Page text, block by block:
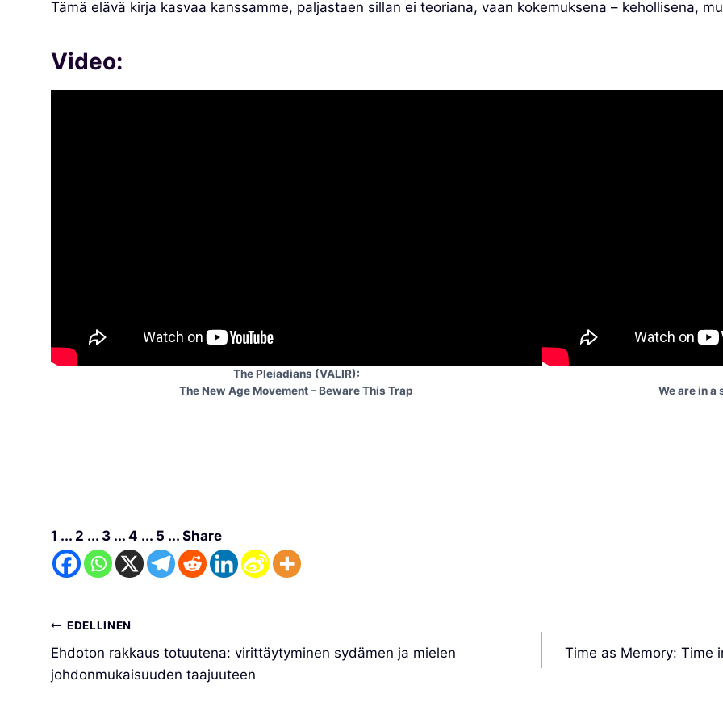
Tämä elävä kirja kasvaa kanssamme, paljastaen sillan ei teoriana, vaan kokemuksena – kehollisena,
Video:
The Pleiadians (VALIR):
The New Age Movement – Beware This Trap
We are in a
1 ... 2 ... 3 ... 4 ... 5 ... Share
Artikkelien
selaus
EDELLINEN
Ehdoton rakkaus totuutena: virittäytyminen sydämen ja mielen
johdonmukaisuuden taajuuteen
Time as Memory: Time